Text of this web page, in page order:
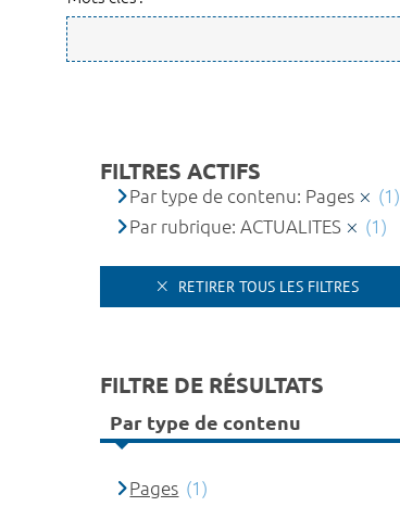
FILTRES ACTIFS
Par type de contenu: Pages
(1)
Par rubrique: ACTUALITES
(1)
RETIRER TOUS LES FILTRES
FILTRE DE RÉSULTATS
Par type de contenu
Pages (1)